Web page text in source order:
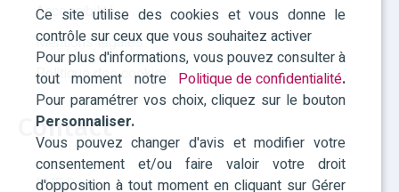
Ce site utilise des cookies et vous donne le
contrôle sur ceux que vous souhaitez activer
Pour plus d'informations, vous pouvez consulter à
tout moment notre Politique de confidentialité.
Pour paramétrer vos choix, cliquez sur le bouton
Personnaliser.
Vous pouvez changer d'avis et modifier votre
consentement et/ou faire valoir votre droit
d'opposition à tout moment en cliquant sur Gérer
Accessibilité
Mentions légales
Politique des cookies
Contact
RHF Paca